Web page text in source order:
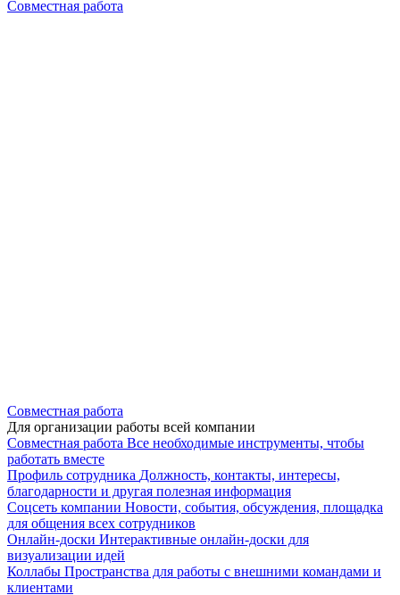
Совместная работа
Совместная работа
Для организации работы всей компании
Совместная работа Все необходимые инструменты, чтобы
работать вместе
Профиль сотрудника Должность, контакты, интересы,
благодарности и другая полезная информация
Соцсеть компании Новости, события, обсуждения, площадка
для общения всех сотрудников
Онлайн-доски Интерактивные онлайн-доски для
визуализации идей
Коллабы Пространства для работы с внешними командами и
клиентами